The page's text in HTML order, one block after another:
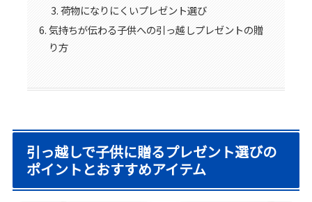
荷物になりにくいプレゼント選び
気持ちが伝わる子供への引っ越しプレゼントの贈
り方
引っ越しで子供に贈るプレゼント選びの
ポイントとおすすめアイテム